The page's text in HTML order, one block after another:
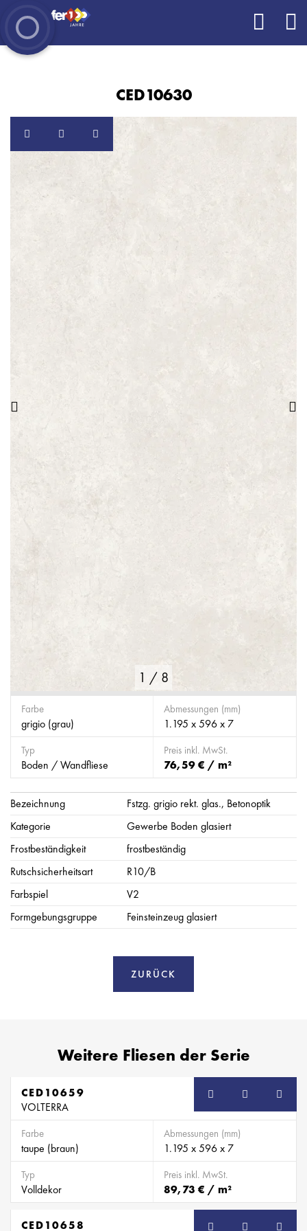
CED10630
1 / 8
Farbe
grigio (grau)
Abmessungen (mm)
1.195 x 596 x 7
Typ
Boden / Wandfliese
Preis inkl. MwSt.
76,59 € / m²
Bezeichnung
Fstzg. grigio rekt. glas., Betonoptik
Kategorie
Gewerbe Boden glasiert
Frostbeständigkeit
frostbeständig
Rutschsicherheitsart
R10/B
Farbspiel
V2
Formgebungsgruppe
Feinsteinzeug glasiert
ZURÜCK
Weitere Fliesen der Serie
CED10659
VOLTERRA
Farbe
taupe (braun)
Abmessungen (mm)
1.195 x 596 x 7
Typ
Volldekor
Preis inkl. MwSt.
89,73 € / m²
CED10658